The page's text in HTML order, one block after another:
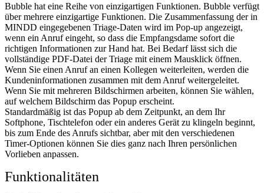
Bubble hat eine Reihe von einzigartigen Funktionen. Bubble verfügt
über mehrere einzigartige Funktionen. Die Zusammenfassung der in
MINDD eingegebenen Triage-Daten wird im Pop-up angezeigt,
wenn ein Anruf eingeht, so dass die Empfangsdame sofort die
richtigen Informationen zur Hand hat. Bei Bedarf lässt sich die
vollständige PDF-Datei der Triage mit einem Mausklick öffnen.
Wenn Sie einen Anruf an einen Kollegen weiterleiten, werden die
Kundeninformationen zusammen mit dem Anruf weitergeleitet.
Wenn Sie mit mehreren Bildschirmen arbeiten, können Sie wählen,
auf welchem Bildschirm das Popup erscheint.
Standardmäßig ist das Popup ab dem Zeitpunkt, an dem Ihr
Softphone, Tischtelefon oder ein anderes Gerät zu klingeln beginnt,
bis zum Ende des Anrufs sichtbar, aber mit den verschiedenen
Timer-Optionen können Sie dies ganz nach Ihren persönlichen
Vorlieben anpassen.
Funktionalitäten